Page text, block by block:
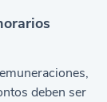
deben ser